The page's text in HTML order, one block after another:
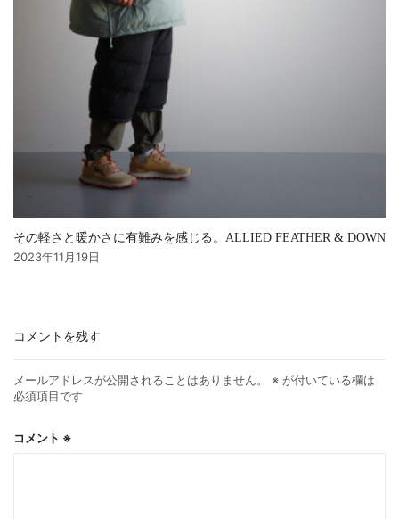
その軽さと暖かさに有難みを感じる。ALLIED FEATHER & DOWN
2023年11月19日
コメントを残す
メールアドレスが公開されることはありません。 ※ が付いている欄は
必須項目です
コメント ※